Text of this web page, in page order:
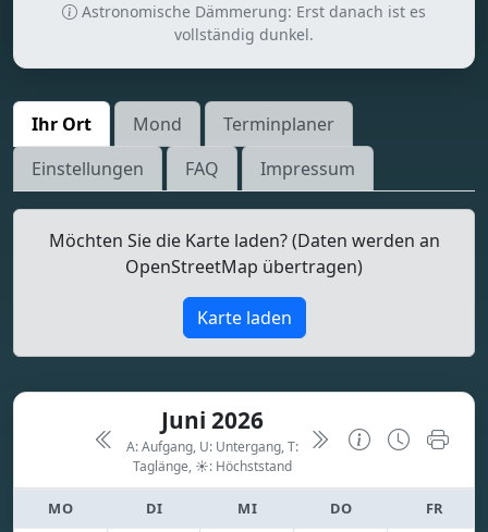
Astronomische Dämmerung: Erst danach ist es
vollständig dunkel.
Ihr Ort Mond
Terminplaner
Einstellungen
FAQ Impressum
Möchten Sie die Karte laden? (Daten werden an
OpenStreetMap übertragen)
Karte laden
Juni 2026
A: Aufgang, U: Untergang, T:
Taglänge, ☀: Höchststand
MO DI MI DO FR